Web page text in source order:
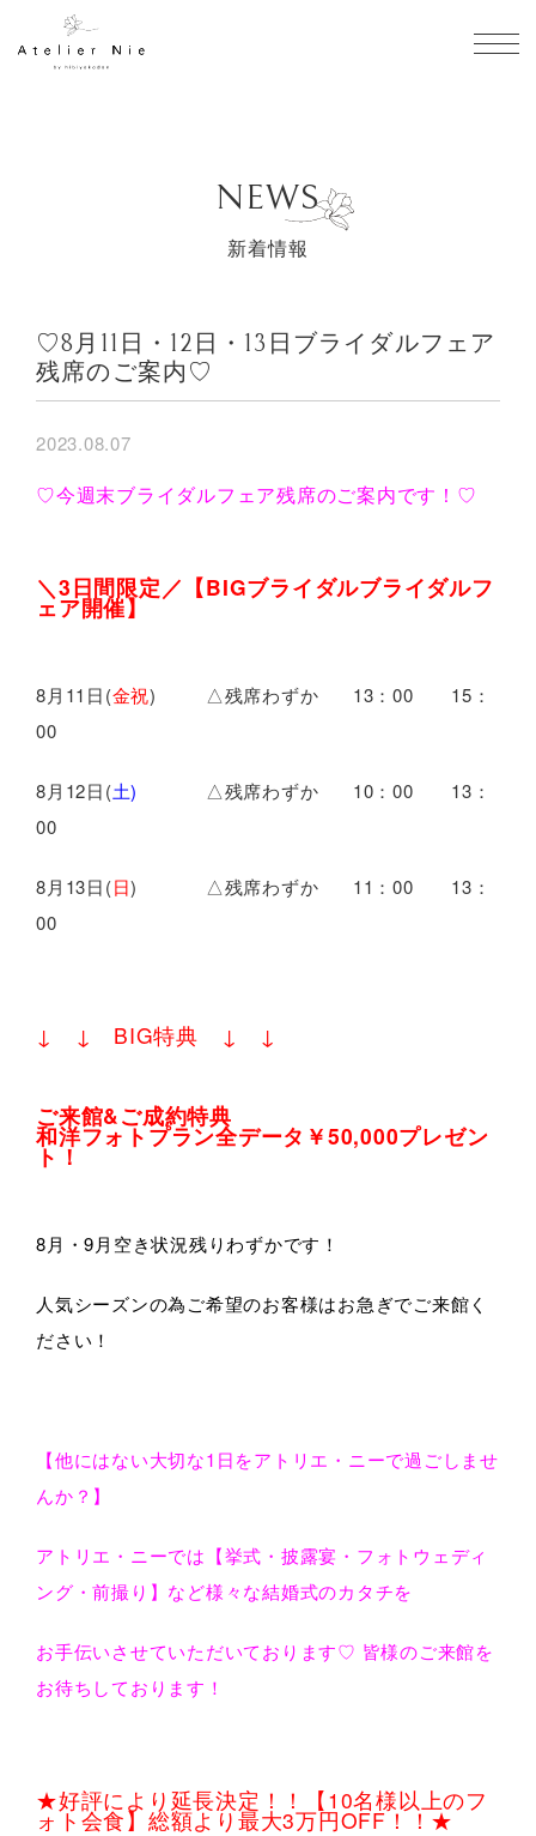
NEWS
新着情報
♡8月11日・12日・13日ブライダルフェア
残席のご案内♡
2023.08.07
♡今週末ブライダルフェア残席のご案内です！♡
＼3日間限定／ 【BIGブライダルブライダルフ
ェア開催】
8月11日(金祝) △残席わずか 13：00 15：
00
8月12日(土) △残席わずか 10：00 13：
00
8月13日(日) △残席わずか 11：00 13：
00
↓ ↓ BIG特典 ↓ ↓
ご来館&ご成約特典
和洋フォトプラン全データ￥50,000プレゼン
ト！
8月・9月空き状況残りわずかです！
人気シーズンの為ご希望のお客様はお急ぎでご来館く
ださい！
【他にはない大切な1日をアトリエ・ニーで過ごしませ
んか？】
アトリエ・ニーでは【挙式・披露宴・フォトウェディ
ング・前撮り】など様々な結婚式のカタチを
お手伝いさせていただいております♡ 皆様のご来館を
お待ちしております！
★好評により延長決定！！【10名様以上のフ
ォト会食】総額より最大3万円OFF！！★